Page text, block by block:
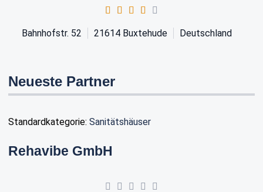
Bahnhofstr. 52 21614 Buxtehude Deutschland
Neueste Partner
Standardkategorie: Sanitätshäuser
Rehavibe GmbH